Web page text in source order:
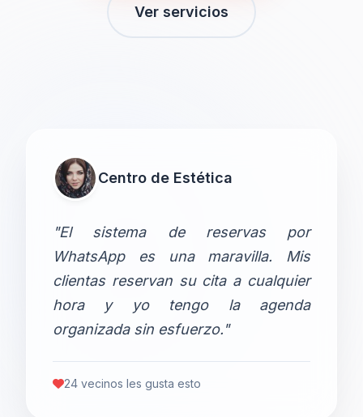
Ver servicios
Centro de Estética
"El sistema de reservas por
WhatsApp es una maravilla. Mis
clientas reservan su cita a cualquier
hora y yo tengo la agenda
organizada sin esfuerzo."
24 vecinos les gusta esto